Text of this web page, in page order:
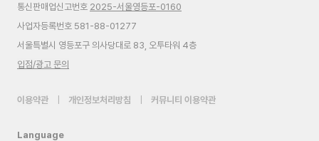
통신판매업신고번호 2025-서울영등포-0160
사업자등록번호 581-88-01277
서울특별시 영등포구 의사당대로 83, 오투타워 4층
입점/광고 문의
이용약관 개인정보처리방침 커뮤니티 이용약관
Language